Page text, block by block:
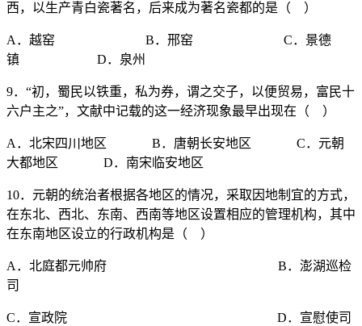
西，以生产青白瓷著名，后来成为著名瓷都的是（ ）
A．越窑 B．邢窑 C．景德
镇 D．泉州
9．“初，蜀民以铁重，私为券，谓之交子，以便贸易，富民十
六户主之”，文献中记载的这一经济现象最早出现在（ ）
A．北宋四川地区 B．唐朝长安地区 C．元朝
大都地区 D．南宋临安地区
10．元朝的统治者根据各地区的情况，采取因地制宜的方式，
在东北、西北、东南、西南等地区设置相应的管理机构，其中
在东南地区设立的行政机构是（ ）
A．北庭都元帅府 B．澎湖巡检
司
C．宣政院 D．宣慰使司